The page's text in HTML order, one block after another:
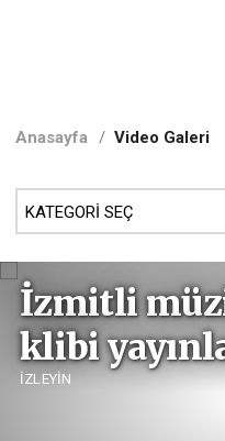
Anasayfa / Video Galeri
İzmitli
klibi
İZLEYİN